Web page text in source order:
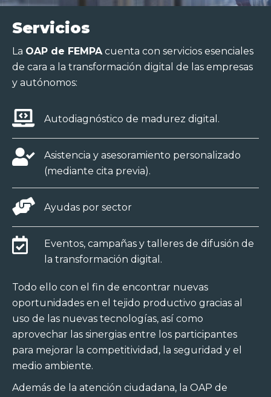
Servicios
La OAP de FEMPAcuenta con servicios esenciales
de cara a la transformación digital de las empresas
y autónomos:
Autodiagnóstico de madurez digital.
Asistencia y asesoramiento personalizado
(mediante cita previa).
Ayudas por sector
Eventos, campañas y talleres de difusión de
la transformación digital.
Todo ello con el fin de encontrar nuevas
oportunidades en el tejido productivo gracias al
uso de las nuevas tecnologías, así como
aprovechar las sinergias entre los participantes
para mejorar la competitividad, la seguridad y el
medio ambiente.
Además de la atención ciudadana, la OAP de